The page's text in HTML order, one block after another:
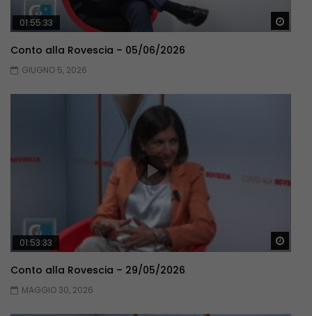
01:55:33
Conto alla Rovescia – 05/06/2026
GIUGNO 5, 2026
01:53:33
Conto alla Rovescia – 29/05/2026
MAGGIO 30, 2026